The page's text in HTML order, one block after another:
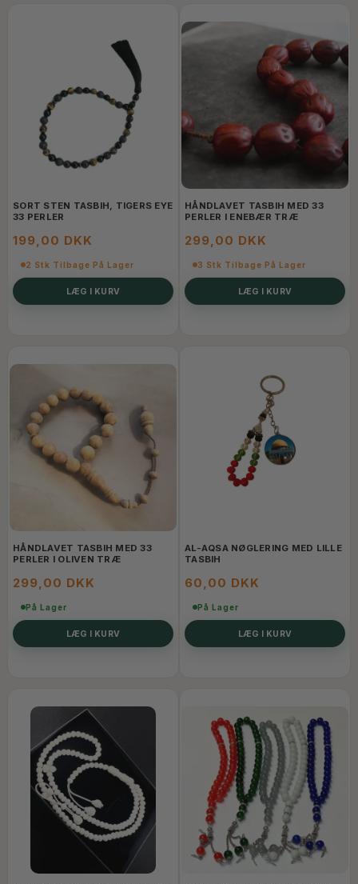
SORT STEN TASBIH, TIGERS EYE
33 PERLER
199,00 DKK
2 Stk Tilbage På Lager
LÆG I KURV
HÅNDLAVET TASBIH MED 33
PERLER I ENEBÆR TRÆ
299,00 DKK
3 Stk Tilbage På Lager
LÆG I KURV
HÅNDLAVET TASBIH MED 33
PERLER I OLIVEN TRÆ
299,00 DKK
På Lager
LÆG I KURV
AL-AQSA NØGLERING MED LILLE
TASBIH
60,00 DKK
På Lager
LÆG I KURV